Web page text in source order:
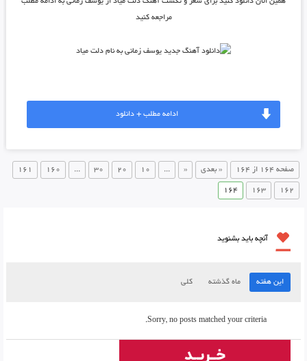
مراجعه کنید
ادامه مطلب + دانلود
صفحه 164 از 164 « بعدی «
...
10
20
30
...
160
161
162
163
164
آنچه باید بشنوید
این هفته ماه گذشته کلی
Sorry, no posts matched your criteria.